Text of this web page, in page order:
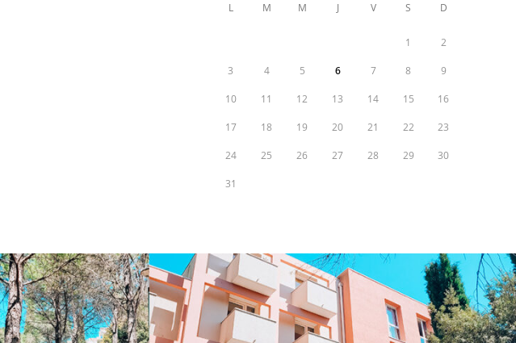
L M M J V S D
1 2
3 4 5 6 7 8 9
10 11 12 13 14 15 16
17 18 19 20 21 22 23
24 25 26 27 28 29 30
31